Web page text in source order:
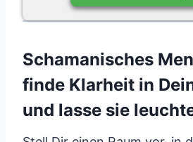
Schamanisches
finde Klarheit in
und lasse sie